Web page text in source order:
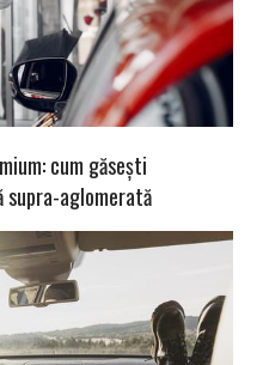
cum găsești
supra-aglomerată